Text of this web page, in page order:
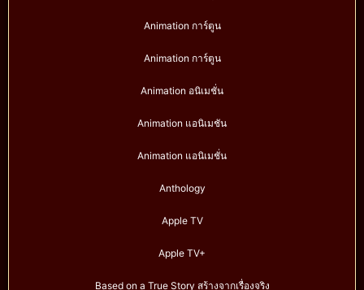
Animation การ์ตูน
Animation การ์ตูน
Animation อนิเมชั่น
Animation แอนิเมชัน
Animation แอนิเมชั่น
Anthology
Apple TV
Apple TV+
Based on a True Story สร้างจากเรื่องจริง